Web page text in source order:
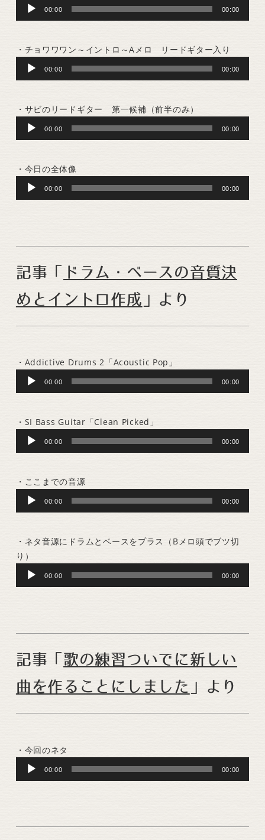
Audio
Player
00:00 00:00
・チョワワワン～イントロ～Aメロ リードギター入り
Audio
Player
00:00 00:00
・サビのリードギター 第一候補（前半のみ）
Audio
Player
00:00 00:00
・今日の全体像
Audio
Player
00:00 00:00
記事「
ドラム・ベースの音質決
めとイントロ作成 」より
・Addictive Drums 2「Acoustic Pop」
Audio
Player
00:00 00:00
・SI Bass Guitar「Clean Picked」
Audio
Player
00:00 00:00
・ここまでの音源
Audio
Player
00:00 00:00
・ネタ音源にドラムとベースをプラス（Bメロ頭でブツ切
り）
Audio
Player
00:00 00:00
記事「 歌の練習ついでに新しい
曲を作ることにしました 」より
・今回のネタ
Audio
Player
00:00 00:00